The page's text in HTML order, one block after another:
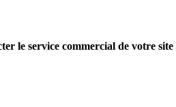
le service commercial de votre site